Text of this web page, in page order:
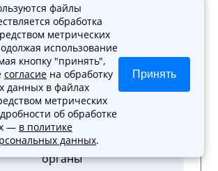
отзывы, ходатайства)
от 3 000 руб.
Подготовка жалобы в
судебные
органы
файлы
обработка
метрических
использование
кнопку "принять",
согласие на обработку
данных в файлах
метрических
об обработке
— в политике
данных.
Принять